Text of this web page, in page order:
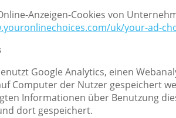
Anzeigen-Cookies von
uk/your-ad-
Google Analytics, einen
Computer der Nutzer gespeichert
Informationen über Benutzung
dort gespeichert.